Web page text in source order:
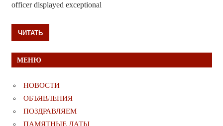
officer displayed exceptional
ЧИТАТЬ
МЕНЮ
НОВОСТИ
ОБЪЯВЛЕНИЯ
ПОЗДРАВЛЯЕМ
ПАМЯТНЫЕ ДАТЫ